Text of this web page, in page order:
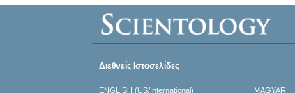
Διεθνείς Ιστοσελίδες
ENGLISH (US/International) MAGYAR